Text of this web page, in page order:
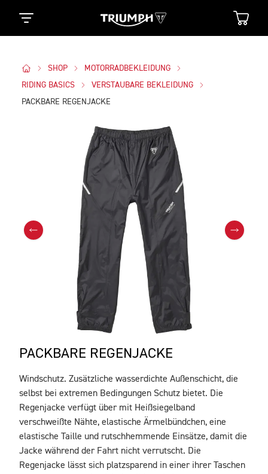
SHOP
MOTORRADBEKLEIDUNG
RIDING BASICS
VERSTAUBARE BEKLEIDUNG
PACKBARE REGENJACKE
PACKBARE REGENJACKE
BESCHREIBUNG
Windschutz. Zusätzliche wasserdichte Außenschicht, die
selbst bei extremen Bedingungen Schutz bietet. Die
Regenjacke verfügt über mit Heißsiegelband
verschweißte Nähte, elastische Ärmelbündchen, eine
elastische Taille und rutschhemmende Einsätze, damit die
Jacke während der Fahrt nicht verrutscht. Die
Regenjacke lässt sich platzsparend in einer ihrer Taschen